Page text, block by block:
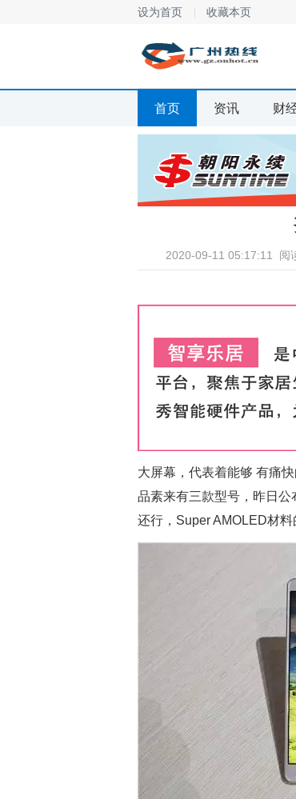
设为首页 收藏本页
首页 资讯 财
2020-09-11 05:17:11 阅
大屏幕，代表着能够 有痛
品素来有三款型号，昨日
还行，Super AMOLED材料